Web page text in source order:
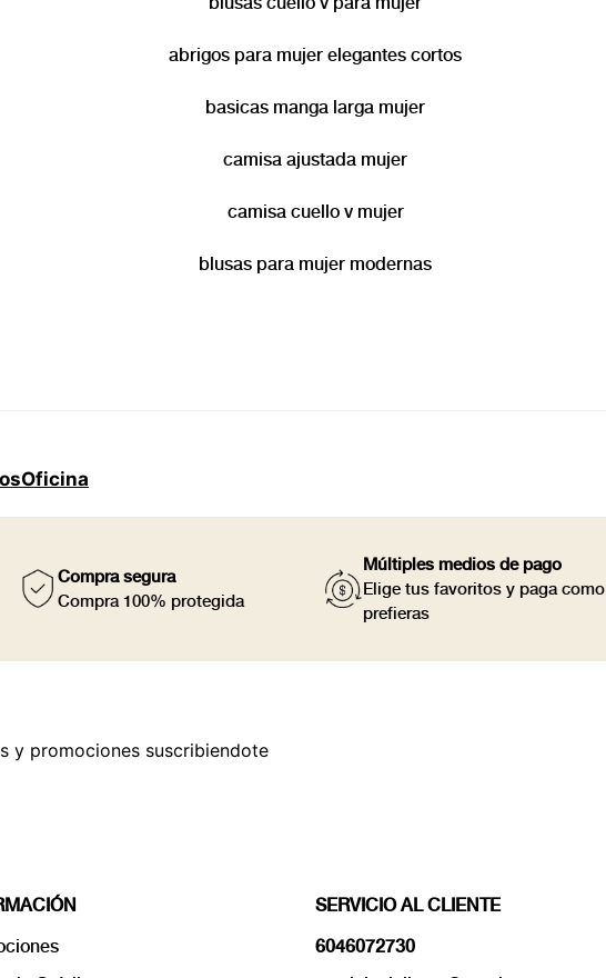
abrigos para mujer elegantes cortos
basicas manga larga mujer
camisa ajustada mujer
camisa cuello v mujer
blusas para mujer modernas
Oficina
Compra segura
Compra 100% protegida
Múltiples medios de pago
Elige tus favoritos y paga como
prefieras
y promociones suscribiendote
SERVICIO AL CLIENTE
6046072730